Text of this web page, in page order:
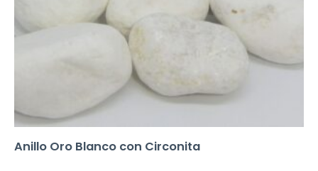
Anillo Oro Blanco con Circonita